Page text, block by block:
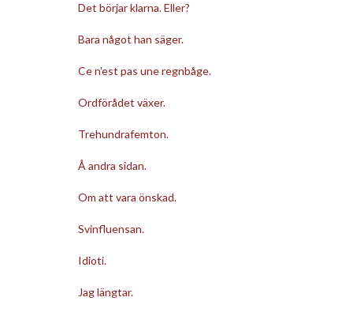
Det börjar klarna. Eller?
Bara något han säger.
Ce n'est pas une regnbåge.
Ordförådet växer.
Trehundrafemton.
Å andra sidan.
Om att vara önskad.
Svinfluensan.
Idioti.
Jag längtar.